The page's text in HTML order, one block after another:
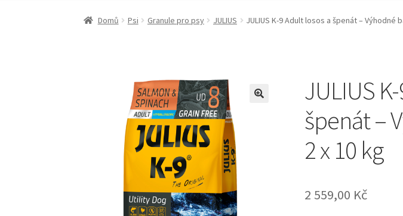
Úvodní stránka Košík Malá zvířata — Klece, krmivo, vybavení Můj účet Obchod
Domů Psi Granule pro psy JULIUS JULIUS K-9 Adult losos a špenát – Výhodné
JULIUS
špenát –
2 x 10 kg
2 559,00 Kč